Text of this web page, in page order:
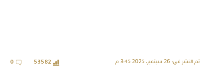
تم النشر في: 26 سبتمبر، 2025 3:45 م 53582
0